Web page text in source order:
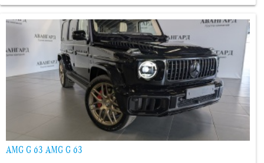
AMG G 63 AMG G 63